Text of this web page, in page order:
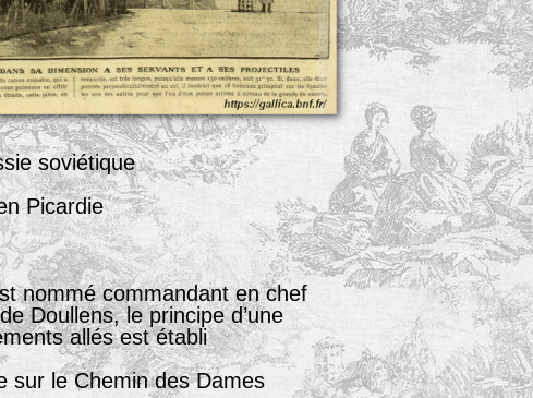
soviétique
Picardie
nommé commandant en chef
Doullens, le principe d’une
allés est établi
sur le Chemin des Dames